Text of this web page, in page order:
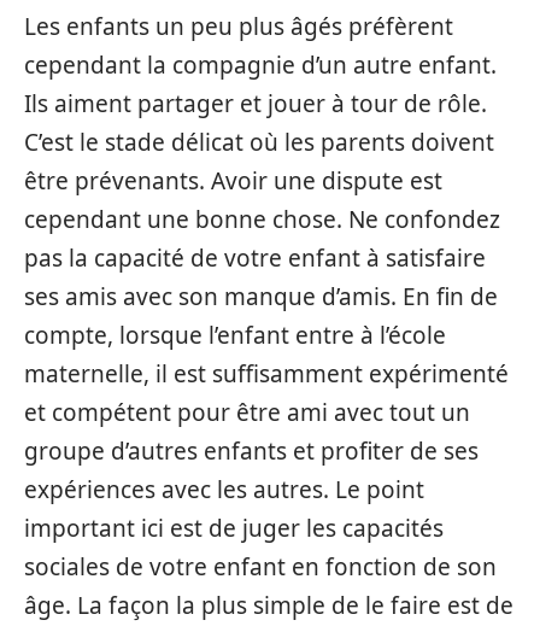
Les enfants un peu plus âgés préfèrent
cependant la compagnie d’un autre enfant.
Ils aiment partager et jouer à tour de rôle.
C’est le stade délicat où les parents doivent
être prévenants. Avoir une dispute est
cependant une bonne chose. Ne confondez
pas la capacité de votre enfant à satisfaire
ses amis avec son manque d’amis. En fin de
compte, lorsque l’enfant entre à l’école
maternelle, il est suffisamment expérimenté
et compétent pour être ami avec tout un
groupe d’autres enfants et profiter de ses
expériences avec les autres. Le point
important ici est de juger les capacités
sociales de votre enfant en fonction de son
âge. La façon la plus simple de le faire est de